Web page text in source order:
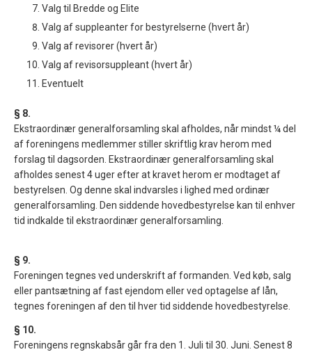
Valg til Bredde og Elite
Valg af suppleanter for bestyrelserne (hvert år)
Valg af revisorer (hvert år)
Valg af revisorsuppleant (hvert år)
Eventuelt
§ 8.
Ekstraordinær generalforsamling skal afholdes, når mindst ¼ del
af foreningens medlemmer stiller skriftlig krav herom med
forslag til dagsorden. Ekstraordinær generalforsamling skal
afholdes senest 4 uger efter at kravet herom er modtaget af
bestyrelsen. Og denne skal indvarsles i lighed med ordinær
generalforsamling. Den siddende hovedbestyrelse kan til enhver
tid indkalde til ekstraordinær generalforsamling.
§ 9.
Foreningen tegnes ved underskrift af formanden. Ved køb, salg
eller pantsætning af fast ejendom eller ved optagelse af lån,
tegnes foreningen af den til hver tid siddende hovedbestyrelse.
§ 10.
Foreningens regnskabsår går fra den 1. Juli til 30. Juni. Senest 8